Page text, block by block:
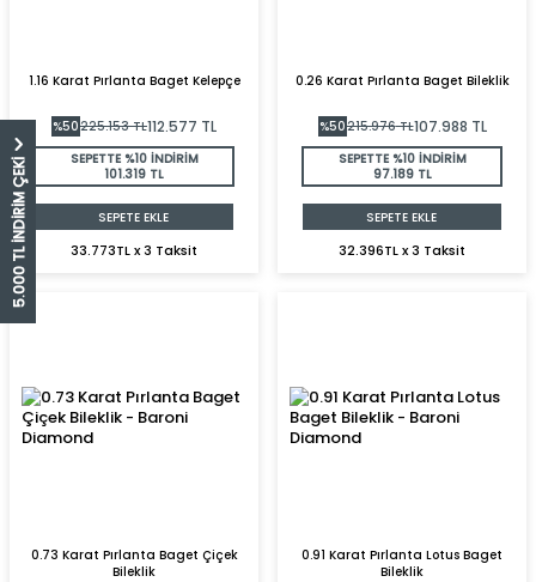
5.000 TL İNDİRİM ÇEKİ
1.16 Karat Pırlanta Baget Kelepçe
%50225.153TL112.577 TL
SEPETTE %10 İNDİRİM
101.319 TL
SEPETE EKLE
33.773TL x 3 Taksit
0.26 Karat Pırlanta Baget Bileklik
%50215.976TL107.988 TL
SEPETTE %10 İNDİRİM
97.189 TL
SEPETE EKLE
32.396TL x 3 Taksit
0.73 Karat Pırlanta Baget Çiçek
Bileklik
0.91 Karat Pırlanta Lotus Baget
Bileklik